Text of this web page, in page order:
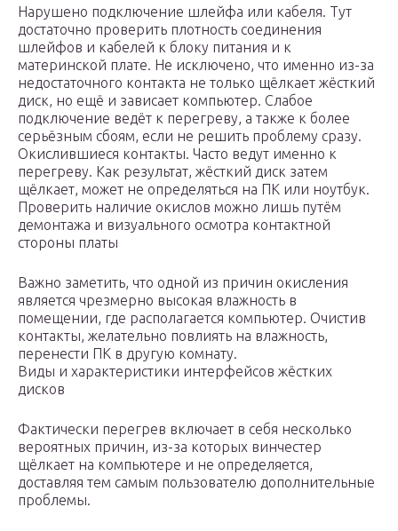
Нарушено подключение шлейфа или кабеля. Тут
достаточно проверить плотность соединения
шлейфов и кабелей к блоку питания и к
материнской плате. Не исключено, что именно из-за
недостаточного контакта не только щёлкает жёсткий
диск, но ещё и зависает компьютер. Слабое
подключение ведёт к перегреву, а также к более
серьёзным сбоям, если не решить проблему сразу.
Окислившиеся контакты. Часто ведут именно к
перегреву. Как результат, жёсткий диск затем
щёлкает, может не определяться на ПК или ноутбук.
Проверить наличие окислов можно лишь путём
демонтажа и визуального осмотра контактной
стороны платы
Важно заметить, что одной из причин окисления
является чрезмерно высокая влажность в
помещении, где располагается компьютер. Очистив
контакты, желательно повлиять на влажность,
перенести ПК в другую комнату.
Виды и характеристики интерфейсов жёстких
дисков
Фактически перегрев включает в себя несколько
вероятных причин, из-за которых винчестер
щёлкает на компьютере и не определяется,
доставляя тем самым пользователю дополнительные
проблемы.